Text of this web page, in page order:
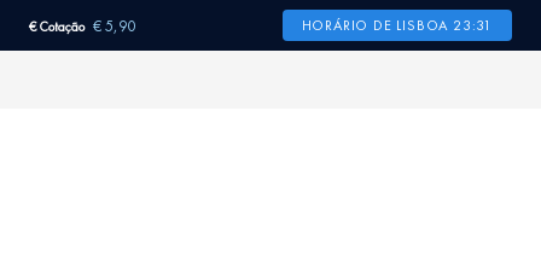
€ Cotação € 5,90 HORÁRIO DE LISBOA 23:31